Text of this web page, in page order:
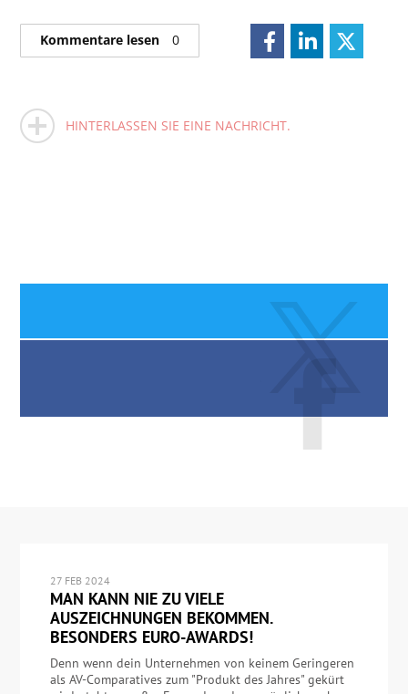
Kommentare lesen 0
HINTERLASSEN SIE EINE NACHRICHT.
27 FEB 2024
MAN KANN NIE ZU VIELE
AUSZEICHNUNGEN BEKOMMEN.
BESONDERS EURO-AWARDS!
Denn wenn dein Unternehmen von keinem Geringeren
als AV-Comparatives zum "Produkt des Jahres" gekürt